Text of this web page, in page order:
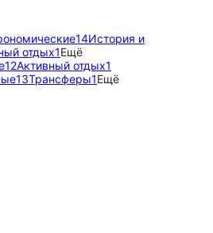
14История и
отдых1Ещё
12Активный отдых1
13Трансферы1Ещё